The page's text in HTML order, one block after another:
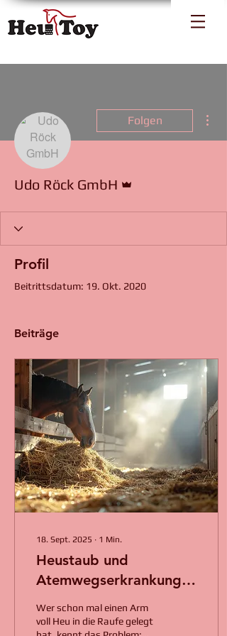
Folgen
Udo Röck GmbH
Profil
Beitrittsdatum: 19. Okt. 2020
Beiträge
18. Sept. 2025 ∙ 1 Min.
Heustaub und
Atemwegserkrankungen
bei Pferden
Wer schon mal einen Arm
voll Heu in die Raufe gelegt